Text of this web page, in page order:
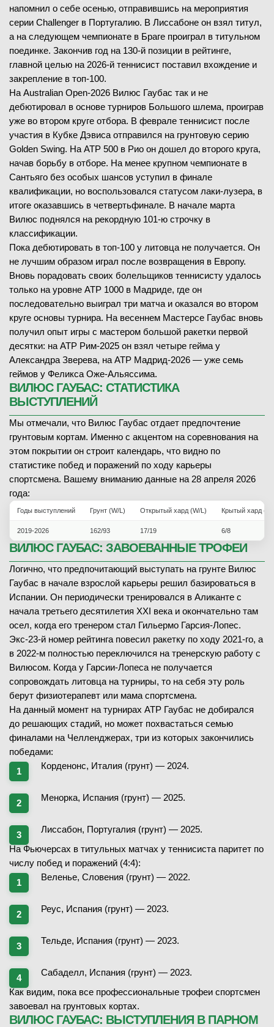
напомнил о себе осенью, отправившись на мероприятия
серии Challenger в Португалию. В Лиссабоне он взял титул,
а на следующем чемпионате в Браге проиграл в титульном
поединке. Закончив год на 130-й позиции в рейтинге,
главной целью на 2026-й теннисист поставил вхождение и
закрепление в топ-100.
На Australian Open-2026 Вилюс Гаубас так и не
дебютировал в основе турниров Большого шлема, проиграв
уже во втором круге отбора. В феврале теннисист после
участия в Кубке Дэвиса отправился на грунтовую серию
Golden Swing. На ATP 500 в Рио он дошел до второго круга,
начав борьбу в отборе. На менее крупном чемпионате в
Сантьяго без особых шансов уступил в финале
квалификации, но воспользовался статусом лаки-лузера, в
итоге оказавшись в четвертьфинале. В начале марта
Вилюс поднялся на рекордную 101-ю строчку в
классификации.
Пока дебютировать в топ-100 у литовца не получается. Он
не лучшим образом играл после возвращения в Европу.
Вновь порадовать своих болельщиков теннисисту удалось
только на уровне ATP 1000 в Мадриде, где он
последовательно выиграл три матча и оказался во втором
круге основы турнира. На весеннем Мастерсе Гаубас вновь
получил опыт игры с мастером большой ракетки первой
десятки: на ATP Рим-2025 он взял четыре гейма у
Александра Зверева, на ATP Мадрид-2026 — уже семь
геймов у Феликса Оже-Альяссима.
ВИЛЮС ГАУБАС: СТАТИСТИКА
ВЫСТУПЛЕНИЙ
Мы отмечали, что Вилюс Гаубас отдает предпочтение
грунтовым кортам. Именно с акцентом на соревнования на
этом покрытии он строит календарь, что видно по
статистике побед и поражений по ходу карьеры
спортсмена. Вашему вниманию данные на 28 апреля 2026
года:
Годы выступлений Грунт (W/L) Открытый хард (W/L) Крытый хард
2019-2026 162/93 17/19 6/8
ВИЛЮС ГАУБАС: ЗАВОЕВАННЫЕ ТРОФЕИ
Логично, что предпочитающий выступать на грунте Вилюс
Гаубас в начале взрослой карьеры решил базироваться в
Испании. Он периодически тренировался в Аликанте с
начала третьего десятилетия XXI века и окончательно там
осел, когда его тренером стал Гильермо Гарсия-Лопес.
Экс-23-й номер рейтинга повесил ракетку по ходу 2021-го, а
в 2022-м полностью переключился на тренерскую работу с
Вилюсом. Когда у Гарсии-Лопеса не получается
сопровождать литовца на турниры, то на себя эту роль
берут физиотерапевт или мама спортсмена.
На данный момент на турнирах ATP Гаубас не добирался
до решающих стадий, но может похвастаться семью
финалами на Челленджерах, три из которых закончились
победами:
Корденонс, Италия (грунт) — 2024.
Менорка, Испания (грунт) — 2025.
Лиссабон, Португалия (грунт) — 2025.
На Фьючерсах в титульных матчах у теннисиста паритет по
числу побед и поражений (4:4):
Веленье, Словения (грунт) — 2022.
Реус, Испания (грунт) — 2023.
Тельде, Испания (грунт) — 2023.
Сабаделл, Испания (грунт) — 2023.
Как видим, пока все профессиональные трофеи спортсмен
завоевал на грунтовых кортах.
ВИЛЮС ГАУБАС: ВЫСТУПЛЕНИЯ В ПАРНОМ